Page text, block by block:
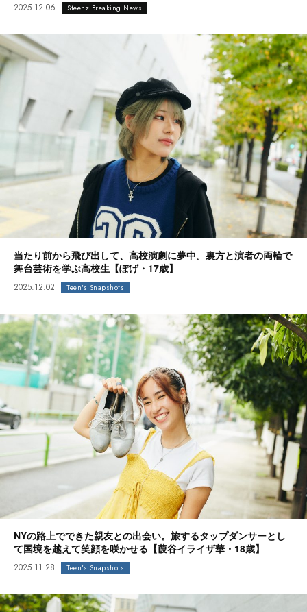
2025.12.06 Steenz Breaking News
当たり前から飛び出して、高校演劇に夢中。裏方と演者の両輪で
舞台芸術を学ぶ高校生【ぽげ・17歳】
2025.12.02 Teen's Snapshots
NYの路上でできた親友との出会い。旅するタップダンサーとし
て国境を越えて笑顔を咲かせる【葭谷イライザ華・18歳】
2025.11.28 Teen's Snapshots